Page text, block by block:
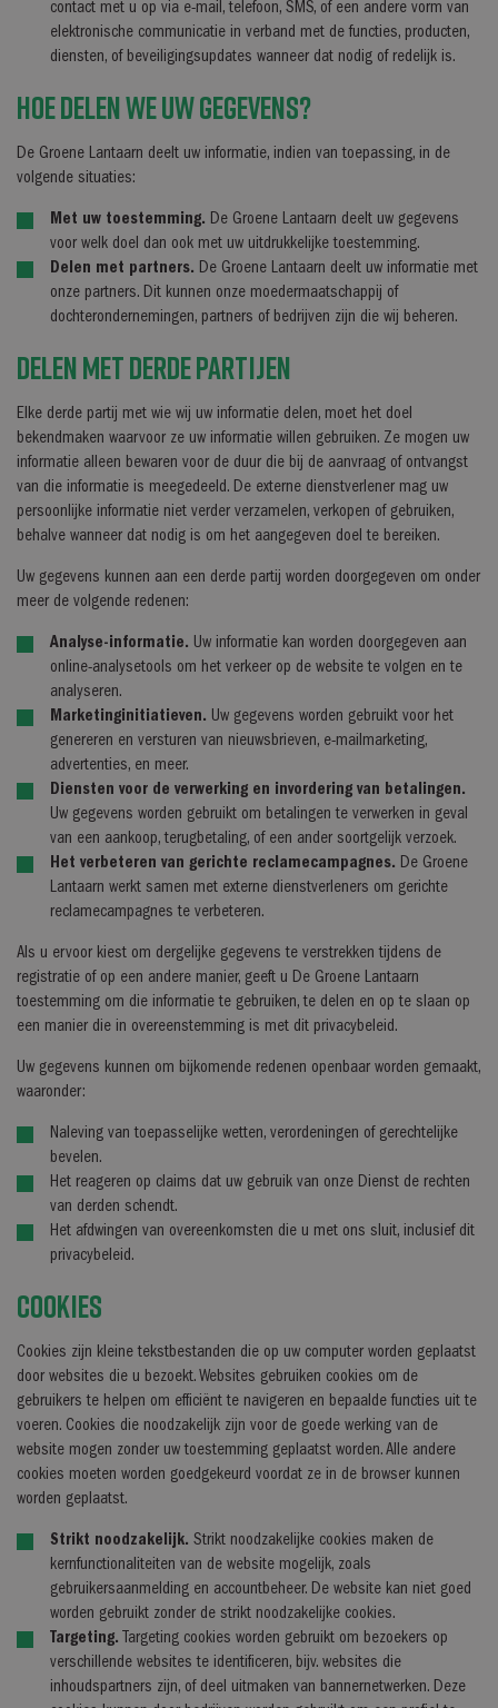
contact met u op via e-mail, telefoon, SMS, of een andere vorm van
elektronische communicatie in verband met de functies, producten,
diensten, of beveiligingsupdates wanneer dat nodig of redelijk is.
Hoe delen we uw gegevens?
De Groene Lantaarn deelt uw informatie, indien van toepassing, in de
volgende situaties:
Met uw toestemming. De Groene Lantaarn deelt uw gegevens
voor welk doel dan ook met uw uitdrukkelijke toestemming.
Delen met partners. De Groene Lantaarn deelt uw informatie met
onze partners. Dit kunnen onze moedermaatschappij of
dochterondernemingen, partners of bedrijven zijn die wij beheren.
Delen met derde partijen
Elke derde partij met wie wij uw informatie delen, moet het doel
bekendmaken waarvoor ze uw informatie willen gebruiken. Ze mogen uw
informatie alleen bewaren voor de duur die bij de aanvraag of ontvangst
van die informatie is meegedeeld. De externe dienstverlener mag uw
persoonlijke informatie niet verder verzamelen, verkopen of gebruiken,
behalve wanneer dat nodig is om het aangegeven doel te bereiken.
Uw gegevens kunnen aan een derde partij worden doorgegeven om onder
meer de volgende redenen:
Analyse-informatie. Uw informatie kan worden doorgegeven aan
online-analysetools om het verkeer op de website te volgen en te
analyseren.
Marketinginitiatieven. Uw gegevens worden gebruikt voor het
genereren en versturen van nieuwsbrieven, e-mailmarketing,
advertenties, en meer.
Diensten voor de verwerking en invordering van betalingen.
Uw gegevens worden gebruikt om betalingen te verwerken in geval
van een aankoop, terugbetaling, of een ander soortgelijk verzoek.
Het verbeteren van gerichte reclamecampagnes. De Groene
Lantaarn werkt samen met externe dienstverleners om gerichte
reclamecampagnes te verbeteren.
Als u ervoor kiest om dergelijke gegevens te verstrekken tijdens de
registratie of op een andere manier, geeft u De Groene Lantaarn
toestemming om die informatie te gebruiken, te delen en op te slaan op
een manier die in overeenstemming is met dit privacybeleid.
Uw gegevens kunnen om bijkomende redenen openbaar worden gemaakt,
waaronder:
Naleving van toepasselijke wetten, verordeningen of gerechtelijke
bevelen.
Het reageren op claims dat uw gebruik van onze Dienst de rechten
van derden schendt.
Het afdwingen van overeenkomsten die u met ons sluit, inclusief dit
privacybeleid.
Cookies
Cookies zijn kleine tekstbestanden die op uw computer worden geplaatst
door websites die u bezoekt. Websites gebruiken cookies om de
gebruikers te helpen om efficiënt te navigeren en bepaalde functies uit te
voeren. Cookies die noodzakelijk zijn voor de goede werking van de
website mogen zonder uw toestemming geplaatst worden. Alle andere
cookies moeten worden goedgekeurd voordat ze in de browser kunnen
worden geplaatst.
Strikt noodzakelijk. Strikt noodzakelijke cookies maken de
kernfunctionaliteiten van de website mogelijk, zoals
gebruikersaanmelding en accountbeheer. De website kan niet goed
worden gebruikt zonder de strikt noodzakelijke cookies.
Targeting. Targeting cookies worden gebruikt om bezoekers op
verschillende websites te identificeren, bijv. websites die
inhoudspartners zijn, of deel uitmaken van bannernetwerken. Deze